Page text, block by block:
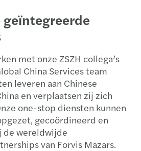
met onze ZSZH collega’s
China Services team
leveren aan Chinese
en verplaatsen zij zich
one-stop diensten kunnen
gecoördineerd en
de wereldwijde
van Forvis Mazars.